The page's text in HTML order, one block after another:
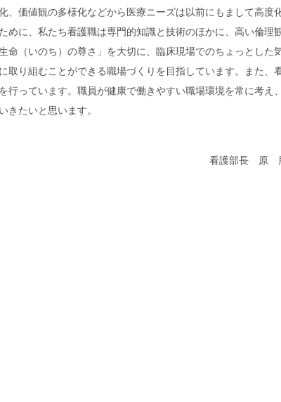
価値観の多様化などから医療ニーズは以前にもまして高度化
めに、私たち看護職は専門的知識と技術のほかに、高い倫理
命（いのち）の尊さ」を大切に、臨床現場でのちょっとした
取り組むことができる職場づくりを目指しています。また、
行っています。職員が健康で働きやすい職場環境を常に考え
きたいと思います。
看護部長 原